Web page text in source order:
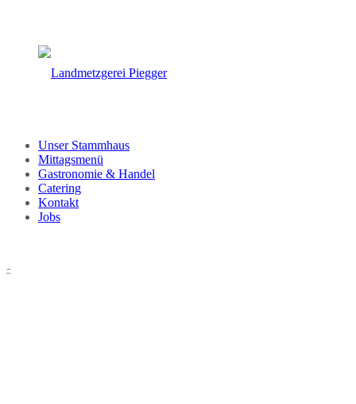
Unser Stammhaus
Mittagsmenü
Gastronomie & Handel
Catering
Kontakt
Jobs
-